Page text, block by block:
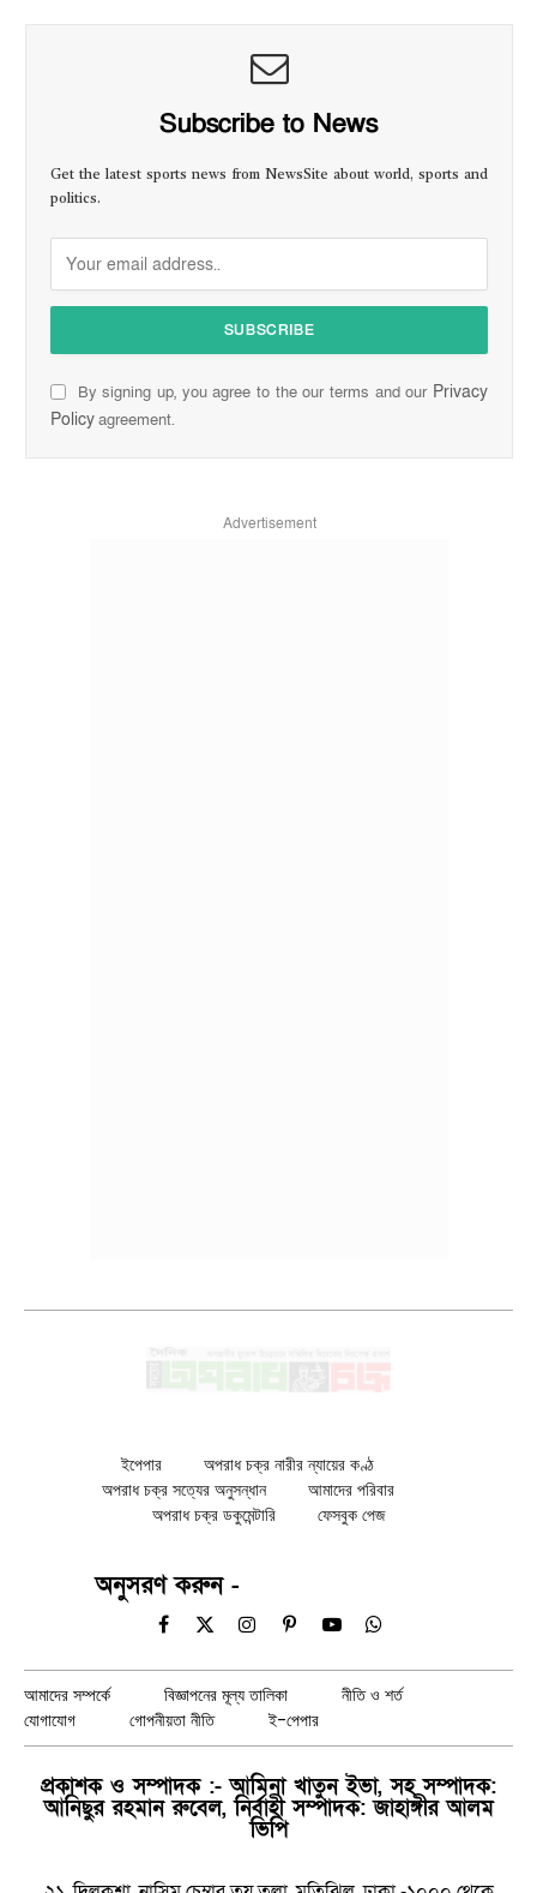
Subscribe to News
Get the latest sports news from NewsSite about world, sports and
politics.
By signing up, you agree to the our terms and our Privacy
Policyagreement.
Advertisement
ইপেপার
অপরাধ চক্র নারীর ন্যায়ের কণ্ঠ
অপরাধ চক্র সত্যের অনুসন্ধান
আমাদের পরিবার
অপরাধ চক্র ডকুমেন্টারি
ফেসবুক পেজ
অনুসরণ করুন -
Facebook
X
InstagramPinterestYouTubeWhatsApp
আমাদের সম্পর্কে বিজ্ঞাপনের মূল্য তালিকা
নীতি ও শর্ত
যোগাযোগ
গোপনীয়তা নীতি ই-পেপার
প্রকাশক ও সম্পাদক :- আমিনা খাতুন ইভা, সহ সম্পাদক:
আনিছুর রহমান রুবেল, নির্বাহী সম্পাদক: জাহাঙ্গীর আলম
ভিপি